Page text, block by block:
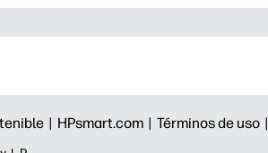
| HPsmart.com | Términos de uso |